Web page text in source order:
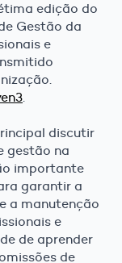
edição do
Gestão da
e
.
discutir
gestão na
importante
garantir a
a manutenção
e
de aprender
de